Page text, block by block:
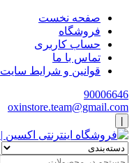
صفحه نخست
فروشگاه
حساب کاربری
تماس با ما
قوانین و شرایط سایت
90006646
oxinstore.team@gmail.com